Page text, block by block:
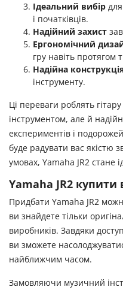
Ідеальний вибір
і початківців.
Надійний захист
Ергономічний
гру навіть протягом
Надійна
інструменту.
Ці переваги роблять
інструментом, але й
експериментів і
буде радувати вас якістю
умовах, Yamaha JR2 стане
Yamaha JR2 купити
Придбати Yamaha JR2
ви знайдете тільки
виробників. Завдяки
ви зможете
найближчим часом.
Замовляючи музичний